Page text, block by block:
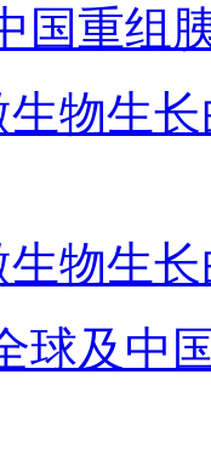
国重组
生物生
生物生
球及中